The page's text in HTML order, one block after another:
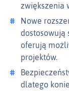
zwiększenia
Nowe
dostosowują
oferują
projektów.
dlatego